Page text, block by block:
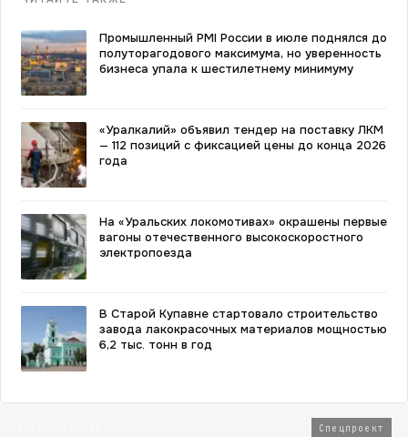
Промышленный PMI России в июле поднялся до
полуторагодового максимума, но уверенность
бизнеса упала к шестилетнему минимуму
«Уралкалий» объявил тендер на поставку ЛКМ
— 112 позиций с фиксацией цены до конца 2026
года
На «Уральских локомотивах» окрашены первые
вагоны отечественного высокоскоростного
электропоезда
В Старой Купавне стартовало строительство
завода лакокрасочных материалов мощностью
6,2 тыс. тонн в год
Спецпроект